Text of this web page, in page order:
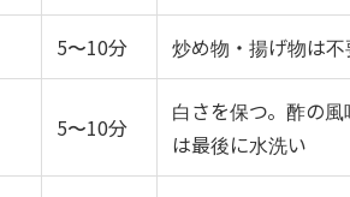
5〜10分 炒め物・揚げ物は
5〜10分
白さを保つ。酢の
は最後に水洗い